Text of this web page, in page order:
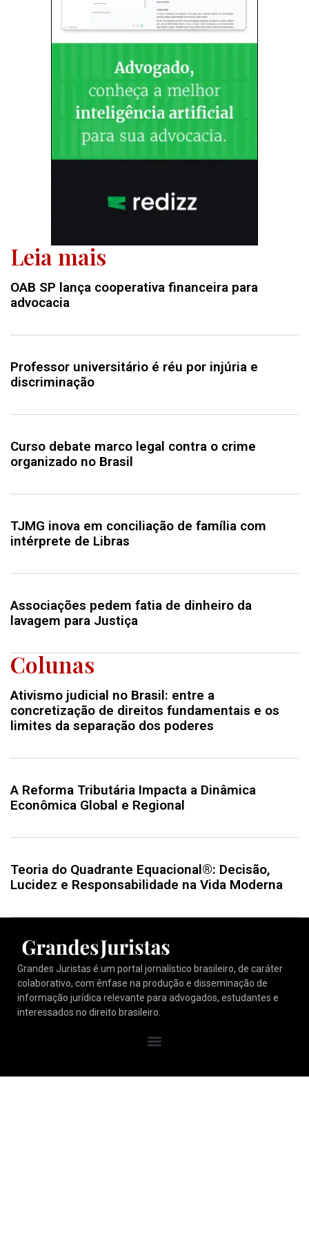
Leia mais
OAB SP lança cooperativa financeira para
advocacia
Professor universitário é réu por injúria e
discriminação
Curso debate marco legal contra o crime
organizado no Brasil
TJMG inova em conciliação de família com
intérprete de Libras
Associações pedem fatia de dinheiro da
lavagem para Justiça
Colunas
Ativismo judicial no Brasil: entre a
concretização de direitos fundamentais e os
limites da separação dos poderes
A Reforma Tributária Impacta a Dinâmica
Econômica Global e Regional
Teoria do Quadrante Equacional®: Decisão,
Lucidez e Responsabilidade na Vida Moderna
Grandes Juristas é um portal jornalístico brasileiro, de caráter
colaborativo, com ênfase na produção e disseminação de
informação jurídica relevante para advogados, estudantes e
interessados no direito brasileiro.